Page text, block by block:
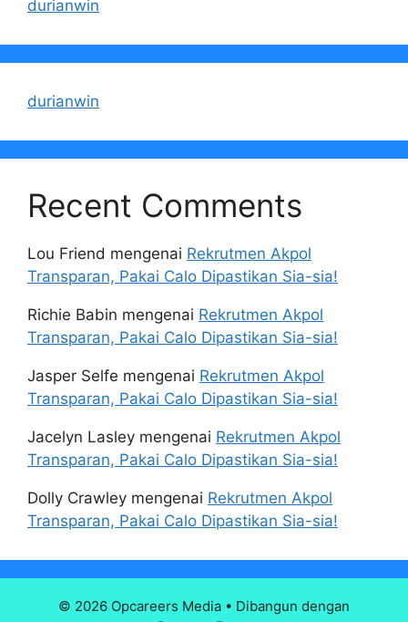
durianwin
durianwin
Recent Comments
Lou Friend mengenai Rekrutmen Akpol
Transparan, Pakai Calo Dipastikan Sia-sia!
Richie Babin mengenai Rekrutmen Akpol
Transparan, Pakai Calo Dipastikan Sia-sia!
Jasper Selfe mengenai Rekrutmen Akpol
Transparan, Pakai Calo Dipastikan Sia-sia!
Jacelyn Lasley mengenai Rekrutmen Akpol
Transparan, Pakai Calo Dipastikan Sia-sia!
Dolly Crawley mengenai Rekrutmen Akpol
Transparan, Pakai Calo Dipastikan Sia-sia!
© 2026 Opcareers Media • Dibangun dengan